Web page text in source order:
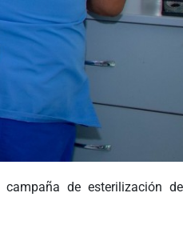
de esterilización